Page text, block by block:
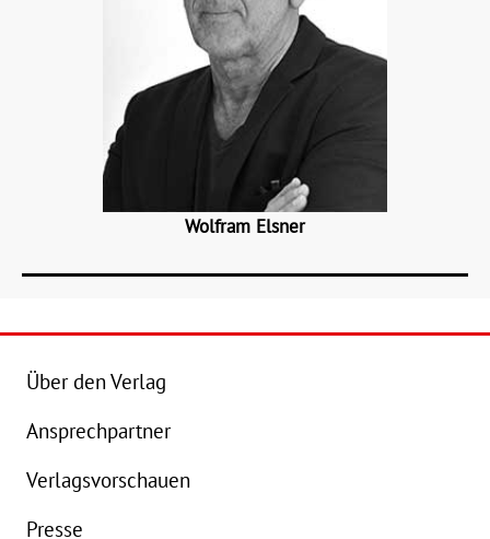
Wolfram Elsner
Über den Verlag
Ansprechpartner
Verlagsvorschauen
Presse